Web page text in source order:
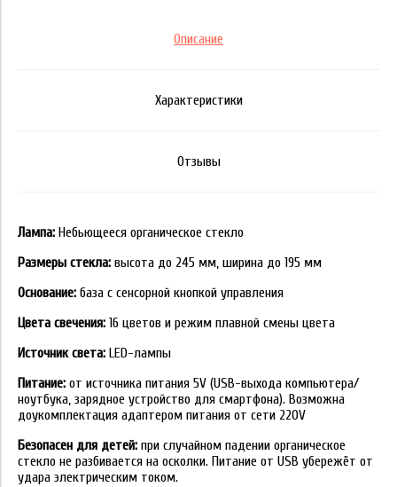
Описание
Характеристики
Отзывы
Лампа: Небьющееся органическое стекло
Размеры стекла: высота до 245 мм, ширина до 195 мм
Основание: база с сенсорной кнопкой управления
Цвета свечения: 16 цветов и режим плавной смены цвета
Источник света: LED-лампы
Питание: от источника питания 5V (USB-выхода компьютера/
ноутбука, зарядное устройство для смартфона). Возможна
доукомплектация адаптером питания от сети 220V
Безопасен для детей: при случайном падении органическое
стекло не разбивается на осколки. Питание от USB убережёт от
удара электрическим током.